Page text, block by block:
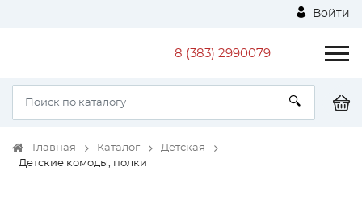
Войти
8 (383) 2990079
Главная Каталог
Детская
Детские комоды, полки